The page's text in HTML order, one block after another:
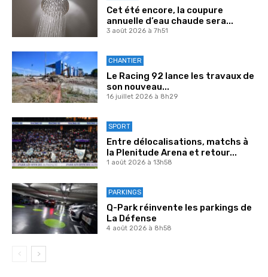
Cet été encore, la coupure
annuelle d’eau chaude sera...
3 août 2026 à 7h51
CHANTIER
Le Racing 92 lance les travaux de
son nouveau...
16 juillet 2026 à 8h29
SPORT
Entre délocalisations, matchs à
la Plenitude Arena et retour...
1 août 2026 à 13h58
PARKINGS
Q-Park réinvente les parkings de
La Défense
4 août 2026 à 8h58